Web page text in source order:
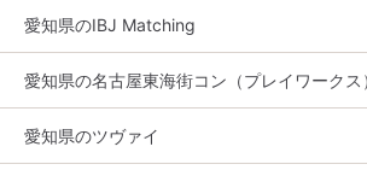
愛知県のIBJ Matching
愛知県の名古屋東海街コン（プレイワークス
愛知県のツヴァイ